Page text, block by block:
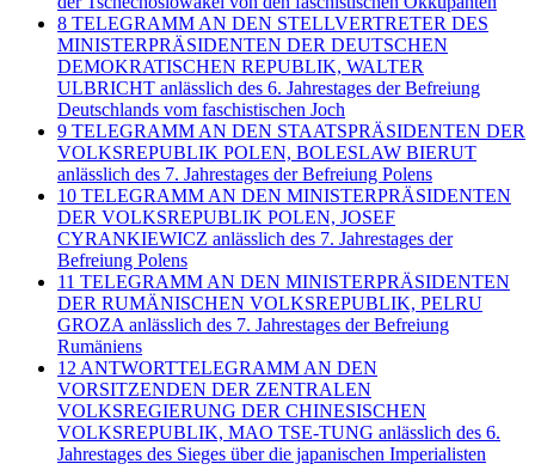
8 TELEGRAMM AN DEN STELLVERTRETER DES
MINISTERPRÄSIDENTEN DER DEUTSCHEN
DEMOKRATISCHEN REPUBLIK, WALTER
ULBRICHT anlässlich des 6. Jahrestages der Befreiung
Deutschlands vom faschistischen Joch
9 TELEGRAMM AN DEN STAATSPRÄSIDENTEN DER
VOLKSREPUBLIK POLEN, BOLESLAW BIERUT
anlässlich des 7. Jahrestages der Befreiung Polens
10 TELEGRAMM AN DEN MINISTERPRÄSIDENTEN
DER VOLKSREPUBLIK POLEN, JOSEF
CYRANKIEWICZ anlässlich des 7. Jahrestages der
Befreiung Polens
11 TELEGRAMM AN DEN MINISTERPRÄSIDENTEN
DER RUMÄNISCHEN VOLKSREPUBLIK, PELRU
GROZA anlässlich des 7. Jahrestages der Befreiung
Rumäniens
12 ANTWORTTELEGRAMM AN DEN
VORSITZENDEN DER ZENTRALEN
VOLKSREGIERUNG DER CHINESISCHEN
VOLKSREPUBLIK, MAO TSE-TUNG anlässlich des 6.
Jahrestages des Sieges über die japanischen Imperialisten